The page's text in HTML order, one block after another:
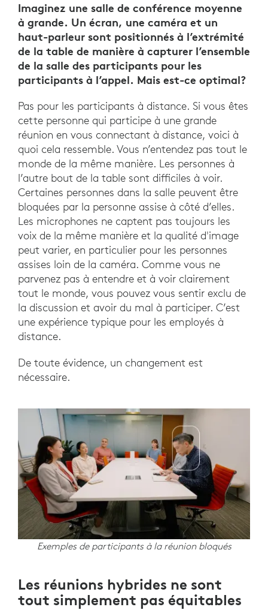
Imaginez une salle de conférence moyenne
à grande. Un écran, une caméra et un
haut-parleur sont positionnés à l’extrémité
de la table de manière à capturer l’ensemble
de la salle des participants pour les
participants à l’appel. Mais est-ce optimal?
Pas pour les participants à distance. Si vous êtes
cette personne qui participe à une grande
réunion en vous connectant à distance, voici à
quoi cela ressemble. Vous n’entendez pas tout le
monde de la même manière. Les personnes à
l’autre bout de la table sont difficiles à voir.
Certaines personnes dans la salle peuvent être
bloquées par la personne assise à côté d’elles.
Les microphones ne captent pas toujours les
voix de la même manière et la qualité d'image
peut varier, en particulier pour les personnes
assises loin de la caméra. Comme vous ne
parvenez pas à entendre et à voir clairement
tout le monde, vous pouvez vous sentir exclu de
la discussion et avoir du mal à participer. C’est
une expérience typique pour les employés à
distance.
De toute évidence, un changement est
nécessaire.
Exemples de participants à la réunion bloqués
Les réunions hybrides ne sont
tout simplement pas équitables